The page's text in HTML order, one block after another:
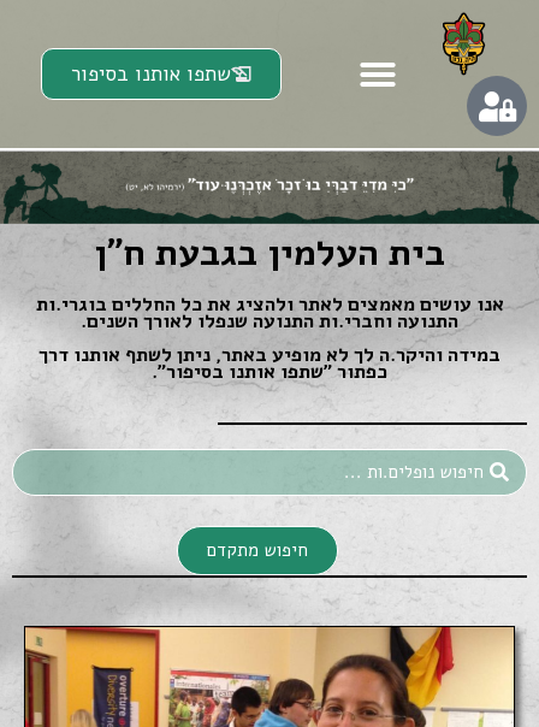
שתפו אותנו בסיפור
בית העלמין בגבעת ח"ן
אנו עושים מאמצים לאתר ולהציג את כל החללים בוגרי.ות
התנועה וחברי.ות התנועה שנפלו לאורך השנים.
במידה והיקר.ה לך לא מופיע באתר, ניתן לשתף אותנו דרך
כפתור ״שתפו אותנו בסיפור״.
חיפוש מתקדם
חיפוש מתקדם